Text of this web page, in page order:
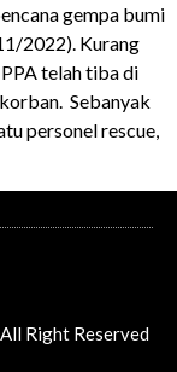
gempa bumi
2022). Kurang
telah tiba di
Sebanyak
personel rescue,
Right Reserved